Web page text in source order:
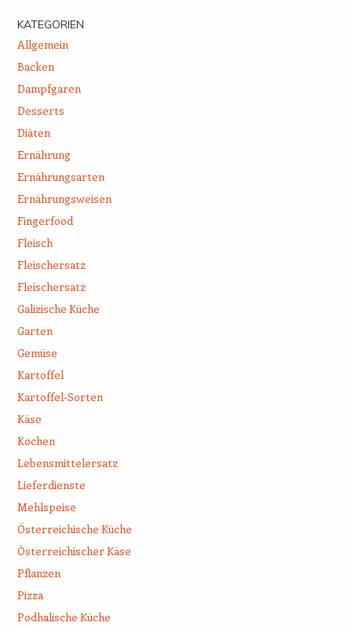
KATEGORIEN
Allgemein
Backen
Dampfgaren
Desserts
Diäten
Ernährung
Ernährungsarten
Ernährungsweisen
Fingerfood
Fleisch
Fleischersatz
Fleischersatz
Galizische Küche
Garten
Gemüse
Kartoffel
Kartoffel-Sorten
Käse
Kochen
Lebensmittelersatz
Lieferdienste
Mehlspeise
Österreichische Küche
Österreichischer Käse
Pflanzen
Pizza
Podhalische Küche